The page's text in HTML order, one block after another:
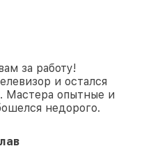
за работу!
и остался
Мастера опытные и
недорого.